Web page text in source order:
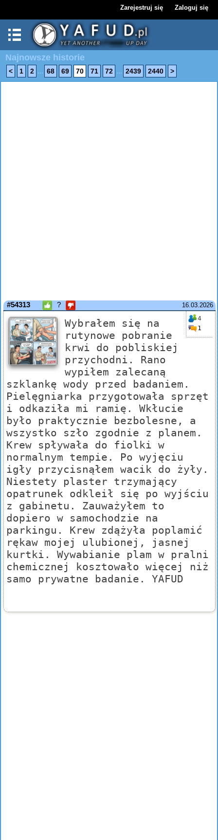
Zarejestruj się Zaloguj się
Najnowsze historie
< 1 2 ... 68 69 70 71 72 ... 2439 2440 >
16.03.2026
#54313 ?
4
1
Wybrałem się na
rutynowe pobranie
krwi do pobliskiej
przychodni. Rano
wypiłem zalecaną
szklankę wody przed badaniem.
Pielęgniarka przygotowała sprzęt
i odkaziła mi ramię. Wkłucie
było praktycznie bezbolesne, a
wszystko szło zgodnie z planem.
Krew spływała do fiolki w
normalnym tempie. Po wyjęciu
igły przycisnąłem wacik do żyły.
Niestety plaster trzymający
opatrunek odkleił się po wyjściu
z gabinetu. Zauważyłem to
dopiero w samochodzie na
parkingu. Krew zdążyła poplamić
rękaw mojej ulubionej, jasnej
kurtki. Wywabianie plam w pralni
chemicznej kosztowało więcej niż
samo prywatne badanie. YAFUD